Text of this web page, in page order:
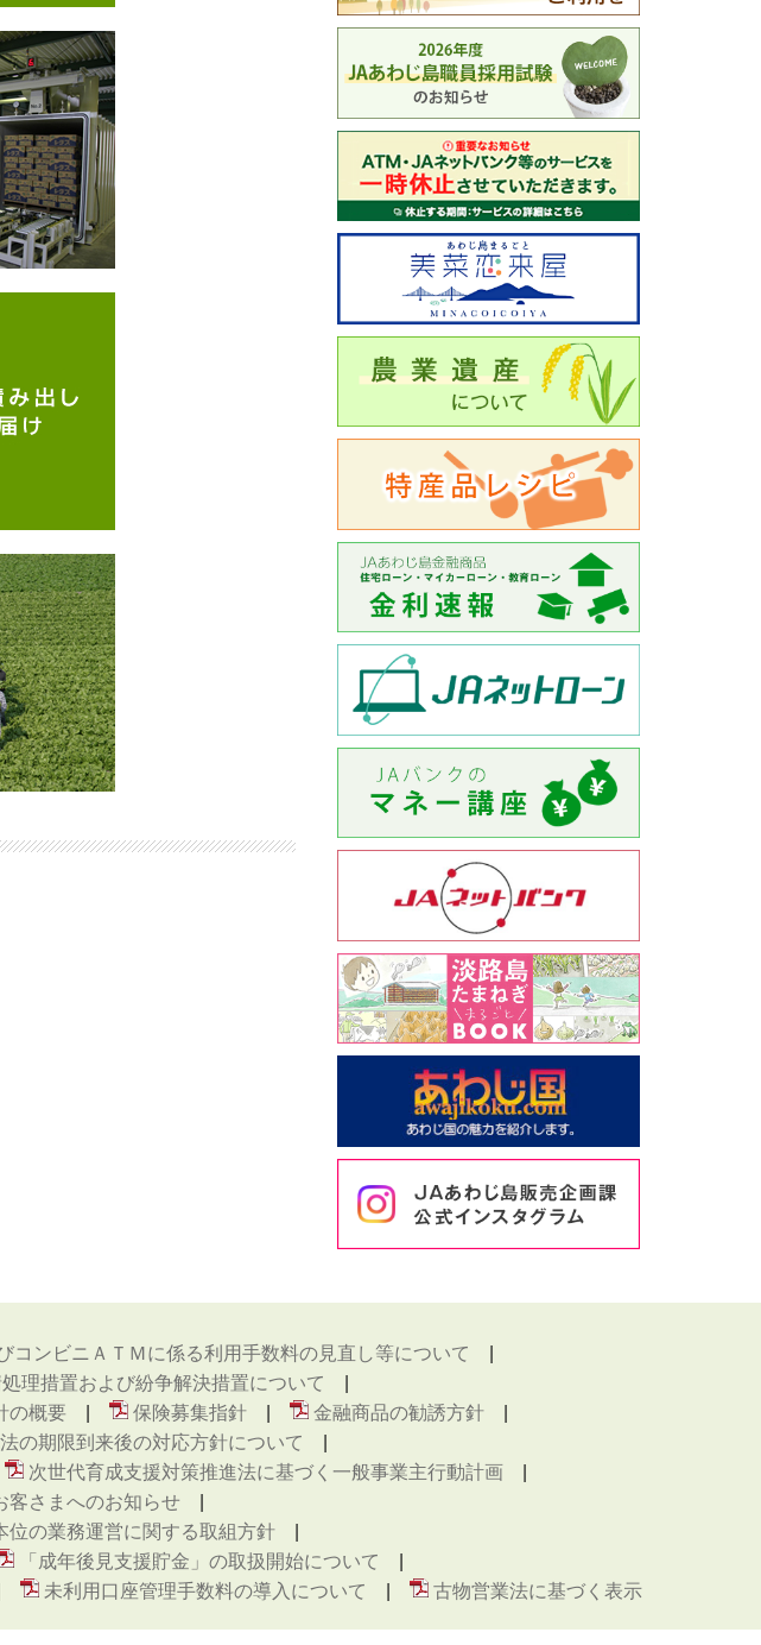
コンビニＡＴＭに係る利用手数料の見直し等について
処理措置および紛争解決措置について
の概要 保険募集指針
金融商品の勧誘方針
の期限到来後の対応方針について
次世代育成支援対策推進法に基づく一般事業主行動計画
客さまへのお知らせ
位の業務運営に関する取組方針
「成年後見支援貯金」の取扱開始について
未利用口座管理手数料の導入について 古物営業法に基づく表示